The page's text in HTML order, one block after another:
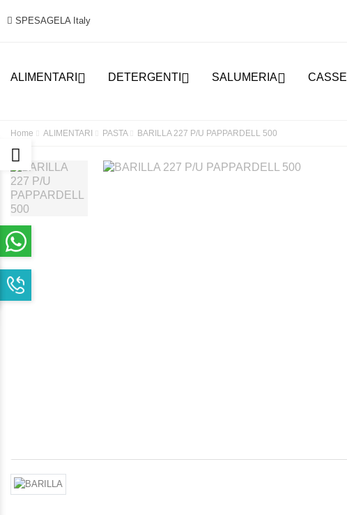
SPESAGELA Italy
ALIMENTARI  DETERGENTI  SALUMERIA CASSE
Home ALIMENTARI PASTA BARILLA 227 P/U PAPPARDELL 500